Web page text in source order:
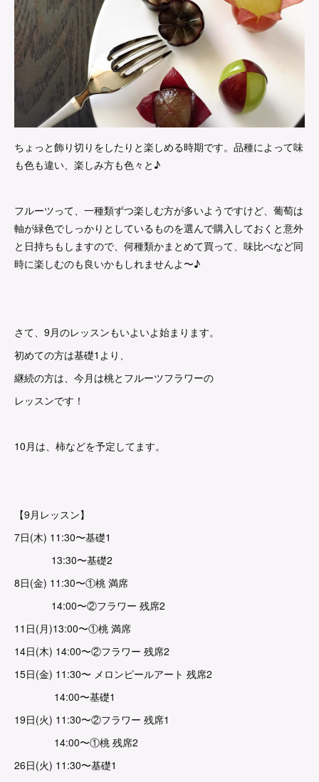
ちょっと飾り切りをしたりと楽しめる時期です。品種によって味
も色も違い、楽しみ方も色々と♪
フルーツって、一種類ずつ楽しむ方が多いようですけど、葡萄は
軸が緑色でしっかりとしているものを選んで購入しておくと意外
と日持ちもしますので、何種類かまとめて買って、味比べなど同
時に楽しむのも良いかもしれませんよ〜♪
さて、9月のレッスンもいよいよ始まります。
初めての方は基礎1より、
継続の方は、今月は桃とフルーツフラワーの
レッスンです！
10月は、柿などを予定してます。
【9月レッスン】
7日(木) 11:30〜基礎1
13:30〜基礎2
8日(金) 11:30〜①桃 満席
14:00〜②フラワー 残席2
11日(月)13:00〜①桃 満席
14日(木) 14:00〜②フラワー 残席2
15日(金) 11:30〜 メロンピールアート 残席2
14:00〜基礎1
19日(火) 11:30〜②フラワー 残席1
14:00〜①桃 残席2
26日(火) 11:30〜基礎1